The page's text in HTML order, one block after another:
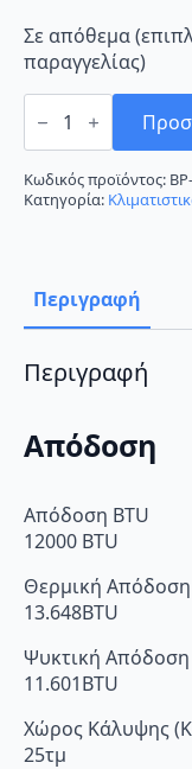
Σε απόθεμα
παραγγελίας)
Fujitsu
ASYG12LMCE/
Inverter
12000
BTU
A++/A+++
Κωδικός προϊόντος:
Κατηγορία:
Περιγραφή
Περιγραφή
Απόδοση
Απόδοση BTU
12000 BTU
Θερμική Απόδοση
13.648BTU
Ψυκτική Απόδοση
11.601BTU
Χώρος Κάλυψης
25τμ